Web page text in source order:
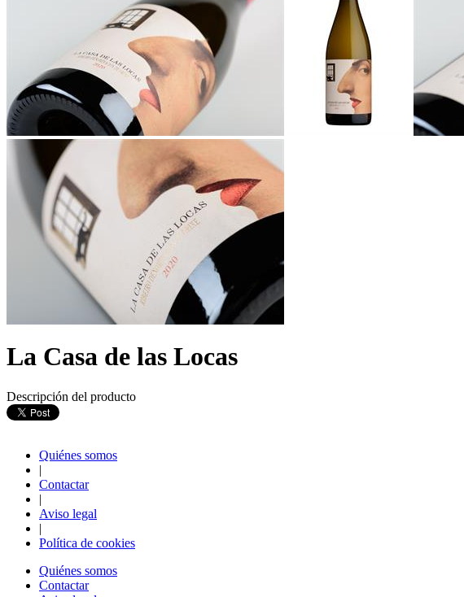
La Casa de las Locas
Descripción del producto
Quiénes somos
|
Contactar
|
Aviso legal
|
Política de cookies
Quiénes somos
Contactar